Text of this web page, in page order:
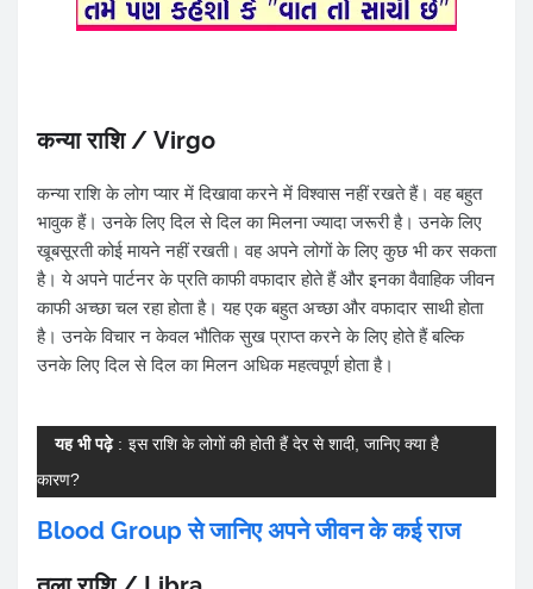
कन्या राशि / Virgo
कन्या राशि के लोग प्यार में दिखावा करने में विश्वास नहीं रखते हैं। वह बहुत
भावुक हैं। उनके लिए दिल से दिल का मिलना ज्यादा जरूरी है। उनके लिए
खूबसूरती कोई मायने नहीं रखती। वह अपने लोगों के लिए कुछ भी कर सकता
है। ये अपने पार्टनर के प्रति काफी वफादार होते हैं और इनका वैवाहिक जीवन
काफी अच्छा चल रहा होता है। यह एक बहुत अच्छा और वफादार साथी होता
है। उनके विचार न केवल भौतिक सुख प्राप्त करने के लिए होते हैं बल्कि
उनके लिए दिल से दिल का मिलन अधिक महत्वपूर्ण होता है।
यह भी पढ़े: इस राशि के लोगों की होती हैं देर से शादी, जानिए क्या है
कारण?
Blood Group से जानिए अपने जीवन के कई राज